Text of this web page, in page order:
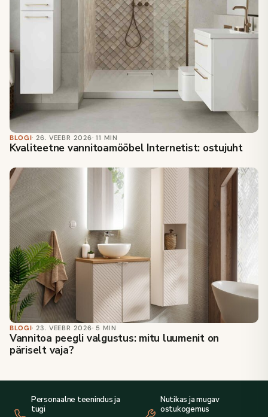
BLOGI· 26. VEEBR 2026· 11 MIN
Kvaliteetne vannitoamööbel Internetist: ostujuht
BLOGI· 23. VEEBR 2026· 5 MIN
Vannitoa peegli valgustus: mitu luumenit on
päriselt vaja?
Personaalne teenindus ja
tugi
Nutikas ja mugav
ostukogemus